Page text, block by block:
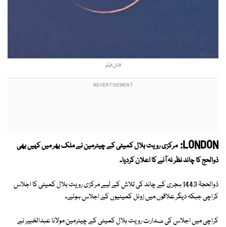
فائل:فوٹو
LONDON: مرکزی رویت ہلال کمیٹی کے چیئرمین نے ملک بھر میں کہیں بھی
ذوالحج کا چاند نظر نہ آنے کا اعلان کردیا۔
ذوالحجۃ 1443 ہجری کے چاند کی تلاش کے لیے مرکزی رویت ہلال کمیٹی کا اجلاس
کراچی جبکہ دیگر علاقوں میں زونل کمیٹیوں کے اجلاس ہوئے۔
کراچی میں اجلاس کی صدارت رویت ہلال کمیٹی کے چیئرمین مولانا عبدالخبیر نے